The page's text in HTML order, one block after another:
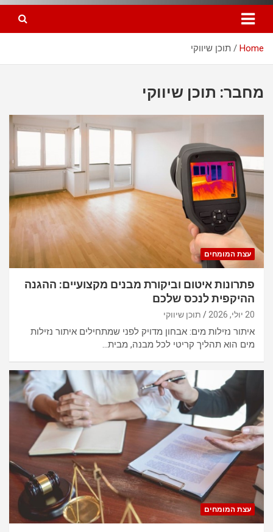
Home תוכן שיווקי
מחבר: תוכן שיווקי
עצת המומחים
פתרונות איטום וביקורת מבנים מקצועיים: ההגנה
ההיקפית לנכס שלכם
20 יולי, 2026 תוכן שיווקי
איתור נזילות מים: אבחון מדויק לפני שמתחילים איתור נזילות
מים הוא תהליך קריטי לכל מבנה, מבית…
עצת המומחים